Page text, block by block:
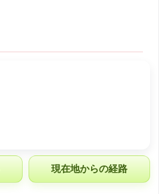
現在地からの経路